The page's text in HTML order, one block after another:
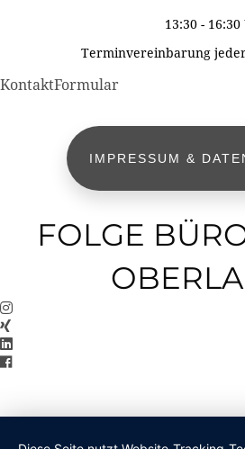
13:30 - 16:30
Terminvereinbarung
KontaktFormular
IMPRESSUM &
FOLGE